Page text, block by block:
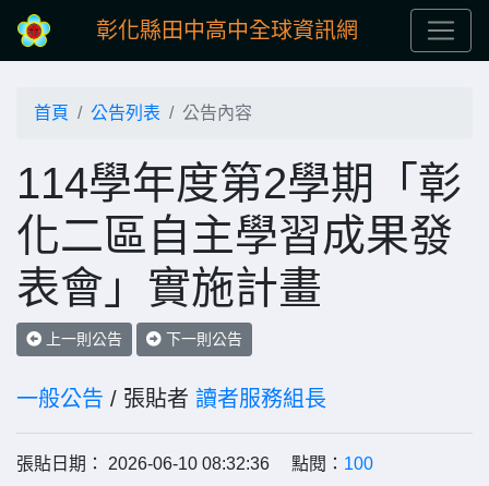
彰化縣田中高中全球資訊網
首頁 公告列表 公告內容
114學年度第2學期「彰
化二區自主學習成果發
表會」實施計畫
上一則公告 下一則公告
一般公告 / 張貼者 讀者服務組長
張貼日期： 2026-06-10 08:32:36 點閱： 100